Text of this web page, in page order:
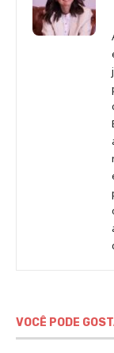
VOCÊ PODE